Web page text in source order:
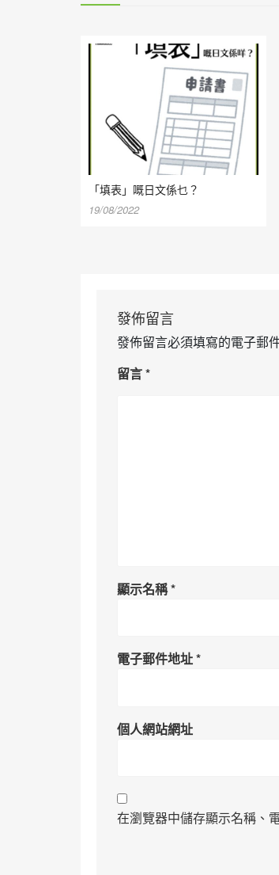
「填表」嘅日文係乜？
19/08/2022
發佈留言
發佈留言必須填寫的電子郵
留言*
顯示名稱*
電子郵件地址*
個人網站網址
在瀏覽器中儲存顯示名稱、